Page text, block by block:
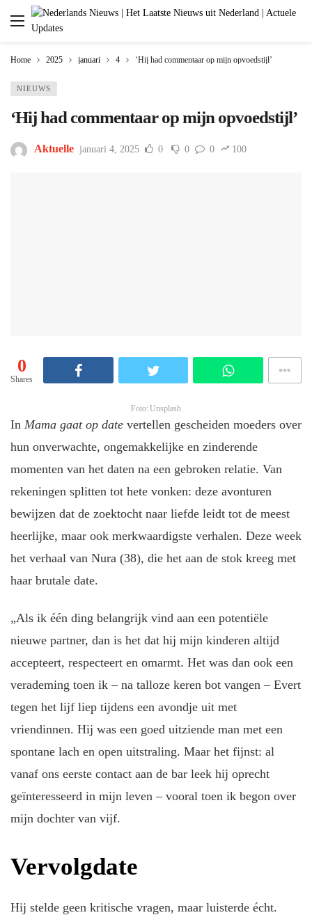
Home 2025 januari 4 ‘Hij had commentaar op mijn opvoedstijl’
NIEUWS
‘Hij had commentaar op mijn opvoedstijl’
Aktuelle januari 4, 2025 0 0 0 100
0
Shares
Foto: Unsplash
In Mama gaat op datevertellen gescheiden moeders over
hun onverwachte, ongemakkelijke en zinderende
momenten van het daten na een gebroken relatie. Van
rekeningen splitten tot hete vonken: deze avonturen
bewijzen dat de zoektocht naar liefde leidt tot de meest
heerlijke, maar ook merkwaardigste verhalen. Deze week
het verhaal van Nura (38), die het aan de stok kreeg met
haar brutale date.
„Als ik één ding belangrijk vind aan een potentiële
nieuwe partner, dan is het dat hij mijn kinderen altijd
accepteert, respecteert en omarmt. Het was dan ook een
verademing toen ik – na talloze keren bot vangen – Evert
tegen het lijf liep tijdens een avondje uit met
vriendinnen. Hij was een goed uitziende man met een
spontane lach en open uitstraling. Maar het fijnst: al
vanaf ons eerste contact aan de bar leek hij oprecht
geïnteresseerd in mijn leven – vooral toen ik begon over
mijn dochter van vijf.
Vervolgdate
Hij stelde geen kritische vragen, maar luisterde écht.